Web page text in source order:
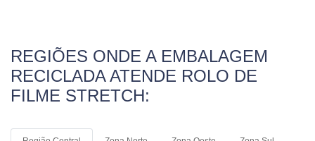
REGIÕES ONDE A EMBALAGEM
RECICLADA ATENDE ROLO DE
FILME STRETCH: